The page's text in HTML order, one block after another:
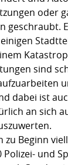
oder
geschraubt.
sind
dabei ist
an sich
zu Beginn
Polizei- und